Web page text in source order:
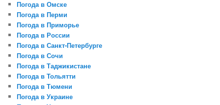
Погода в Омске
Погода в Перми
Погода в Приморье
Погода в России
Погода в Санкт-Петербурге
Погода в Сочи
Погода в Таджикистане
Погода в Тольятти
Погода в Тюмени
Погода в Украине